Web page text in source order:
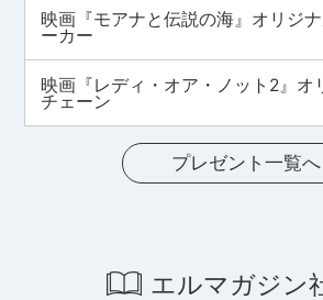
映画『モアナと伝説の海』オリジ
ーカー
映画『レディ・オア・ノット2』オ
チェーン
プレゼント一覧へ
エルマガジン